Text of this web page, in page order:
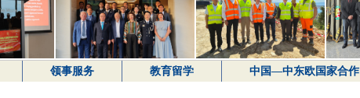
领事服务 教育留学 中国—中东欧国家合作